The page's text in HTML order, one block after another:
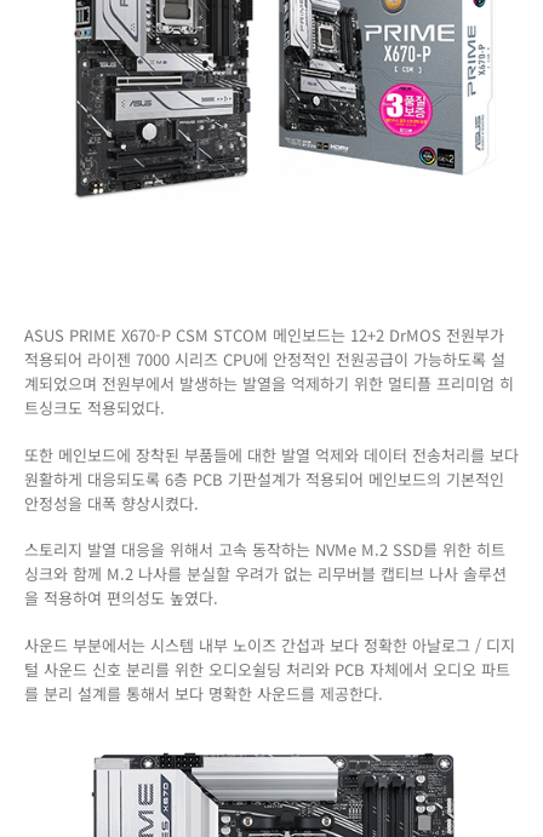
보
드
출
시
ASUS PRIME X670-P CSM STCOM 메인보드는 12+2 DrMOS 전원부가
적용되어 라이젠 7000 시리즈 CPU에 안정적인 전원공급이 가능하도록 설
계되었으며 전원부에서 발생하는 발열을 억제하기 위한 멀티플 프리미엄 히
트싱크도 적용되었다.
또한 메인보드에 장착된 부품들에 대한 발열 억제와 데이터 전송처리를 보다
원활하게 대응되도록 6층 PCB 기판설계가 적용되어 메인보드의 기본적인
안정성을 대폭 향상시켰다.
스토리지 발열 대응을 위해서 고속 동작하는 NVMe M.2 SSD를 위한 히트
싱크와 함께 M.2 나사를 분실할 우려가 없는 리무버블 캡티브 나사 솔루션
을 적용하여 편의성도 높였다.
사운드 부분에서는 시스템 내부 노이즈 간섭과 보다 정확한 아날로그 / 디지
털 사운드 신호 분리를 위한 오디오쉴딩 처리와 PCB 자체에서 오디오 파트
를 분리 설계를 통해서 보다 명확한 사운드를 제공한다.